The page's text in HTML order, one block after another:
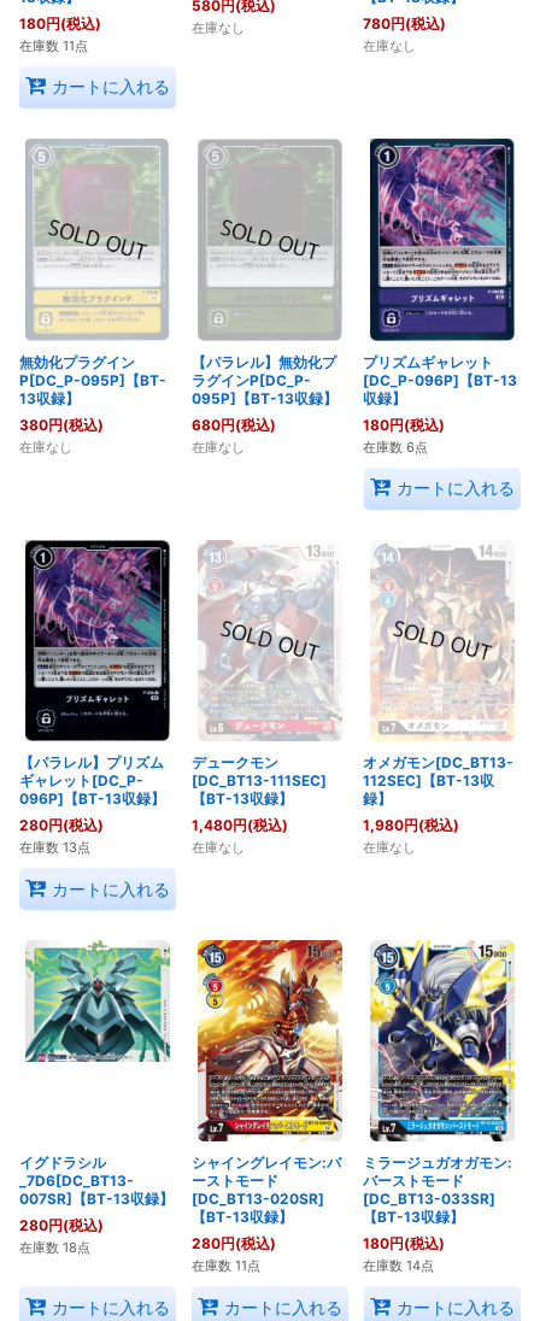
180円(税込)
在庫数 11点
カートに入れる
580円 (税込)
在庫なし
780円(税込)
在庫なし
無効化プラグイン
P[DC_P-095P]【BT-
13収録】
380円(税込)
在庫なし
【パラレル】無効化プ
ラグインP[DC_P-
095P]【BT-13収録】
680円(税込)
在庫なし
プリズムギャレット
[DC_P-096P]【BT-13
収録】
180円(税込)
在庫数 6点
カートに入れる
【パラレル】プリズム
ギャレット[DC_P-
096P]【BT-13収録】
280円(税込)
在庫数 13点
カートに入れる
デュークモン
[DC_BT13-111SEC]
【BT-13収録】
1,480円(税込)
在庫なし
オメガモン[DC_BT13-
112SEC]【BT-13収
録】
1,980円(税込)
在庫なし
イグドラシル
_7D6[DC_BT13-
007SR]【BT-13収録】
280円(税込)
在庫数 18点
カートに入れる
シャイングレイモン:バ
ーストモード
[DC_BT13-020SR]
【BT-13収録】
280円(税込)
在庫数 11点
カートに入れる
ミラージュガオガモン:
バーストモード
[DC_BT13-033SR]
【BT-13収録】
180円(税込)
在庫数 14点
カートに入れる